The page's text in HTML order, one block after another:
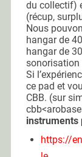
du collectif)
(récup,
Nous
hangar de
hangarde
sonorisation
Si
ce pad et
CBB. (sur
instruments
https://